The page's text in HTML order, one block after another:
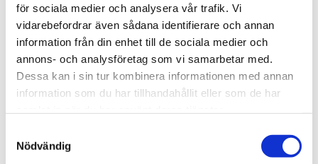
för sociala medier och analysera vår trafik. Vi
vidarebefordrar även sådana identifierare och annan
information från din enhet till de sociala medier och
annons- och analysföretag som vi samarbetar med.
Dessa kan i sin tur kombinera informationen med annan
information som du har tillhandahållit eller som de har
Nödvändig
6 060,00KR
Antal